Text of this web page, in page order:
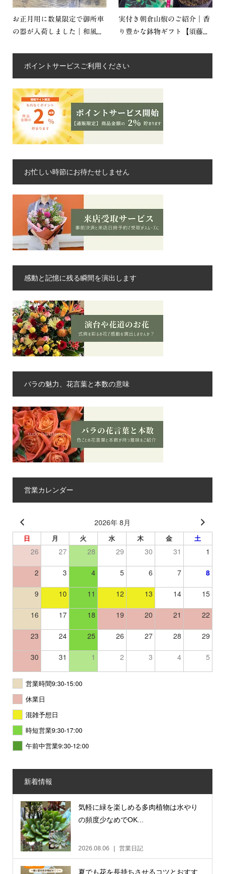
お正月用に数量限定で御所車
の器が入荷しました｜和風...
実付き朝倉山椒のご紹介｜香
り豊かな鉢物ギフト【須藤...
ポイントサービスご利用ください
お忙しい時節にお待たせしません
感動と記憶に残る瞬間を演出します
バラの魅力、花言葉と本数の意味
営業カレンダー
2026年 8月
日 月 火 水 木 金 土
26 27 28 29 30 31 1
2 3 4 5 6 7 8
9 10 11 12 13 14 15
16 17 18 19 20 21 22
23 24 25 26 27 28 29
30 31 1 2 3 4 5
営業時間9:30-15:00
休業日
混雑予想日
時短営業9:30-17:00
午前中営業9:30-12:00
新着情報
気軽に緑を楽しめる多肉植物は水やり
の頻度少なめでOK...
2026.08.06 営業日記
夏でも花を長持ちさせるコツとおすす